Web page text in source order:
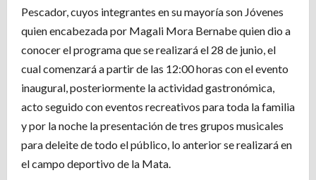
Pescador, cuyos integrantes en su mayoría son Jóvenes
quien encabezada por Magali Mora Bernabe quien dio a
conocer el programa que se realizará el 28 de junio, el
cual comenzará a partir de las 12:00 horas con el evento
inaugural, posteriormente la actividad gastronómica,
acto seguido con eventos recreativos para toda la familia
y por la noche la presentación de tres grupos musicales
para deleite de todo el público, lo anterior se realizará en
el campo deportivo de la Mata.